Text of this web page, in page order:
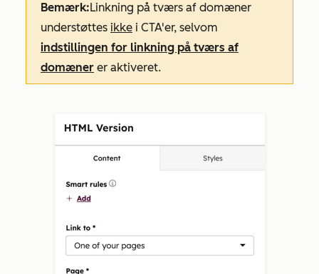
Bemærk:Linkning på tværs af domæner
understøttes ikke i CTA'er, selvom
indstillingen for linkning på tværs af
domæner er aktiveret.